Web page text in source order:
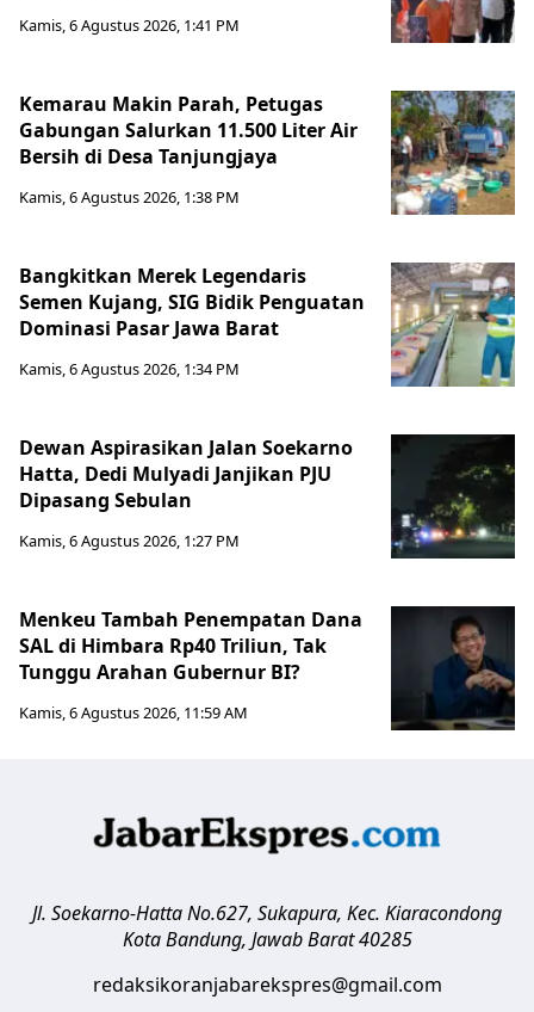
Kamis, 6 Agustus 2026, 1:41 PM
Kemarau Makin Parah, Petugas
Gabungan Salurkan 11.500 Liter Air
Bersih di Desa Tanjungjaya
Kamis, 6 Agustus 2026, 1:38 PM
Bangkitkan Merek Legendaris
Semen Kujang, SIG Bidik Penguatan
Dominasi Pasar Jawa Barat
Kamis, 6 Agustus 2026, 1:34 PM
Dewan Aspirasikan Jalan Soekarno
Hatta, Dedi Mulyadi Janjikan PJU
Dipasang Sebulan
Kamis, 6 Agustus 2026, 1:27 PM
Menkeu Tambah Penempatan Dana
SAL di Himbara Rp40 Triliun, Tak
Tunggu Arahan Gubernur BI?
Kamis, 6 Agustus 2026, 11:59 AM
Jl. Soekarno-Hatta No.627, Sukapura, Kec. Kiaracondong
Kota Bandung, Jawab Barat 40285
redaksikoranjabarekspres@gmail.com